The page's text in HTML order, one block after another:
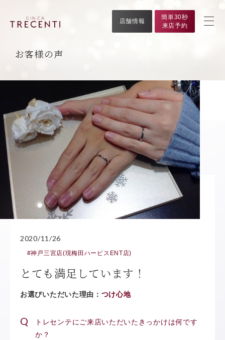
店舗情報
簡単30秒
来店予約
お客様の声
2020/11/26
#神戸三宮店(現梅田ハービスENT店)
とても満足しています！
お選びいただいた理由： つけ心地
トレセンテにご来店いただいたきっかけは何です
か？